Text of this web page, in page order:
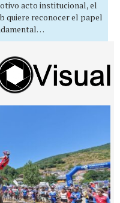
acto institucional, el
quiere reconocer el papel